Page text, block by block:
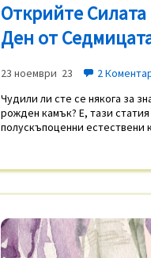
Открийте
Ден от
23 ноември 23
2
Чудили ли сте се някога за
рожден камък? Е, тази
полускъпоценни